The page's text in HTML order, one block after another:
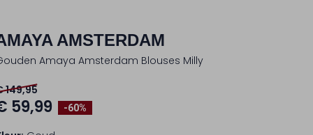
AMSTERDAM
Amaya Amsterdam Blouses Milly
-60%
149,95
59,99